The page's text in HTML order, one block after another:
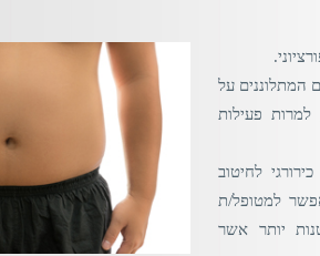
המתלוננים על
למרות פעילות
לחיטוב
למטופל/ת
יותר אשר